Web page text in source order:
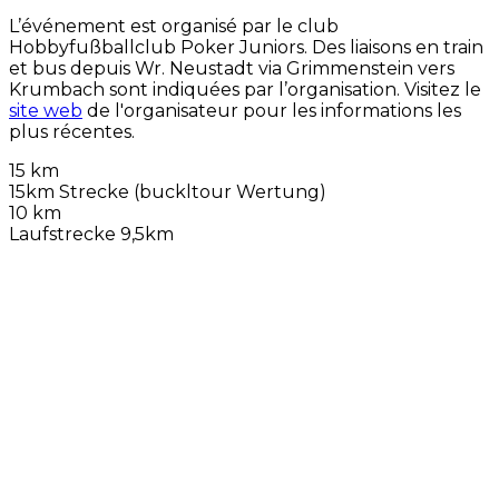
L’événement est organisé par le club
Hobbyfußballclub Poker Juniors. Des liaisons en train
et bus depuis Wr. Neustadt via Grimmenstein vers
Krumbach sont indiquées par l’organisation. Visitez le
site web de l'organisateur pour les informations les
plus récentes.
15 km
15km Strecke (buckltour Wertung)
10 km
Laufstrecke 9,5km